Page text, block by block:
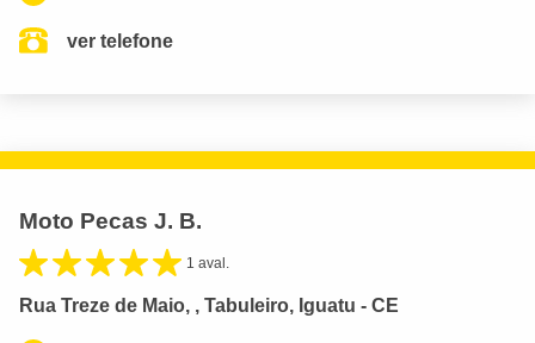
ver telefone
Moto Pecas J. B.
1 aval.
Rua Treze de Maio, , Tabuleiro, Iguatu - CE